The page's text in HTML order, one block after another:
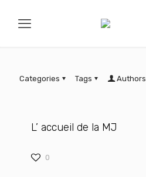
Categories Tags Authors
L’ accueil de la MJ
0